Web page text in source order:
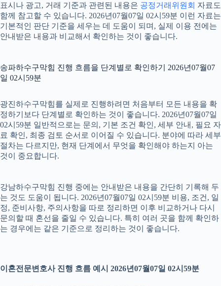
표시나 광고, 거래 기준과 관련된 내용은 공정거래위원회 자료도
함께 참고할 수 있습니다. 2026년07월07일 02시59분 이런 자료는
기본적인 판단 기준을 세우는 데 도움이 되며, 실제 이용 전에는
안내받은 내용과 비교해서 확인하는 것이 좋습니다.
송파하수구막힘 진행 흐름을 단계별로 확인하기 2026년07월07
일 02시59분
광진하수구막힘를 실제로 진행하려면 처음부터 모든 내용을 확
정하기보다 단계별로 확인하는 것이 좋습니다. 2026년07월07일
02시59분 일반적으로는 문의, 기본 조건 확인, 세부 안내, 필요 자
료 확인, 최종 검토 순서로 이어질 수 있습니다. 분야에 따라 세부
절차는 다르지만, 현재 단계에서 무엇을 확인해야 하는지 아는
것이 중요합니다.
강남하수구막힘 진행 중에는 안내받은 내용을 간단히 기록해 두
는 것도 도움이 됩니다. 2026년07월07일 02시59분 비용, 조건, 일
정, 준비사항, 주의사항을 따로 정리하면 이후 비교하거나 다시
문의할 때 혼선을 줄일 수 있습니다. 특히 여러 곳을 함께 확인하
는 경우에는 같은 기준으로 정리하는 것이 좋습니다.
이혼전문변호사 진행 흐름 예시 2026년07월07일 02시59분